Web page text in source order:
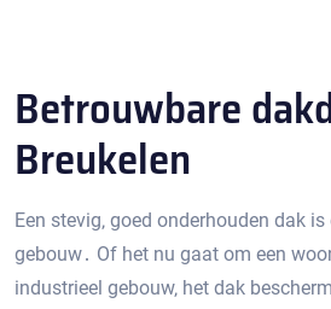
Betrouwbare
Breukelen
Een stevig‚ goed onderhouden dak
gebouw․ Of het nu gaat om een
industrieel gebouw‚ het dak